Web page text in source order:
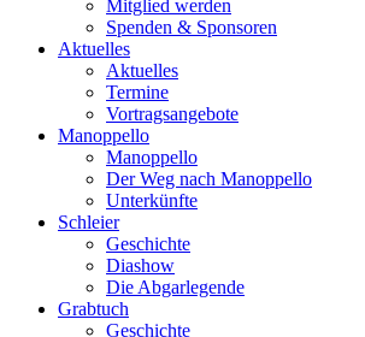
Mitglied werden
Spenden & Sponsoren
Aktuelles
Aktuelles
Termine
Vortragsangebote
Manoppello
Manoppello
Der Weg nach Manoppello
Unterkünfte
Schleier
Geschichte
Diashow
Die Abgarlegende
Grabtuch
Geschichte